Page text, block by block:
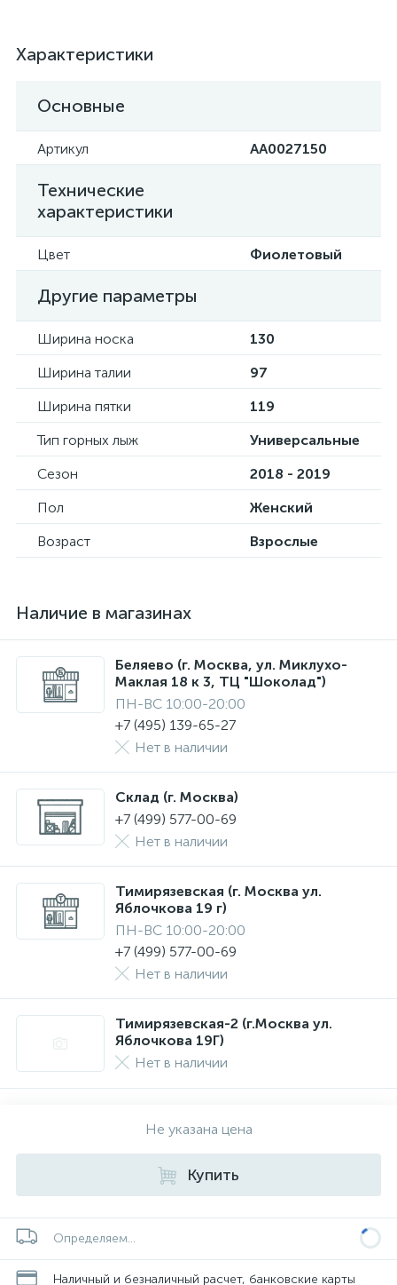
Характеристики
Основные
Артикул AA0027150
Технические
характеристики
Цвет Фиолетовый
Другие параметры
Ширина носка
130
Ширина талии
97
Ширина пятки
119
Тип горных лыж
Универсальные
Сезон
2018 - 2019
Пол
Женский
Возраст
Взрослые
Наличие в магазинах
Беляево (г. Москва, ул. Миклухо-
Маклая 18 к 3, ТЦ "Шоколад")
ПН-ВС 10:00-20:00
+7 (495) 139-65-27
Нет в наличии
Склад (г. Москва)
+7 (499) 577-00-69
Нет в наличии
Тимирязевская (г. Москва ул.
Яблочкова 19 г)
ПН-ВС 10:00-20:00
+7 (499) 577-00-69
Нет в наличии
Тимирязевская-2 (г.Москва ул.
Яблочкова 19Г)
Нет в наличии
Не указана цена
Купить
Определяем...
Наличный и безналичный расчет, банковские карты